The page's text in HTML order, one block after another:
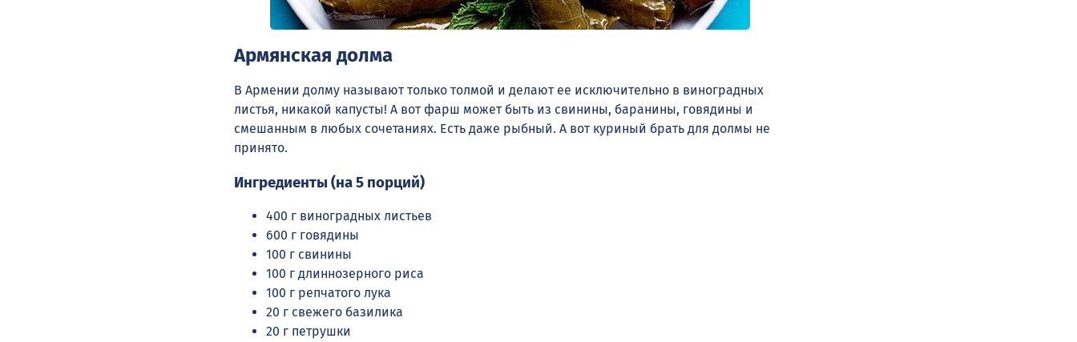
Армянская долма
В Армении долму называют только толмой и делают ее исключительно в виноградных
листья, никакой капусты! А вот фарш может быть из свинины, баранины, говядины и
смешанным в любых сочетаниях. Есть даже рыбный. А вот куриный брать для долмы не
принято.
Ингредиенты (на 5 порций)
400 г виноградных листьев
600 г говядины
100 г свинины
100 г длиннозерного риса
100 г репчатого лука
20 г свежего базилика
20 г петрушки